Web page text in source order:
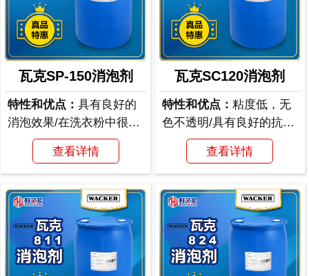
瓦克SP-150消泡剂
特性和优点：具有良好的
消泡效果/在洗衣粉中很有
查看详情
瓦克SC120消泡剂
特性和优点： 粘度低，无
色不透明/具有良好的抗碱
性能/在多种不同条...
查看详情